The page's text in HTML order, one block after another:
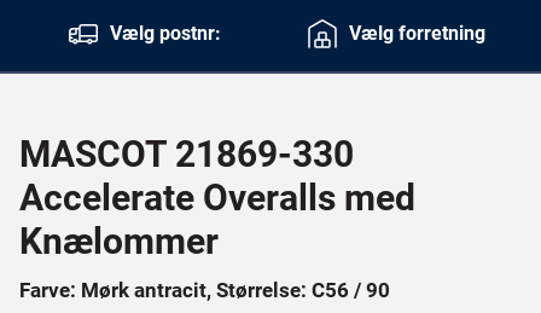
Vælg postnr:
Vælg forretning
MASCOT 21869-330
Accelerate Overalls med
Knælommer
Farve: Mørk antracit, Størrelse: C56 / 90